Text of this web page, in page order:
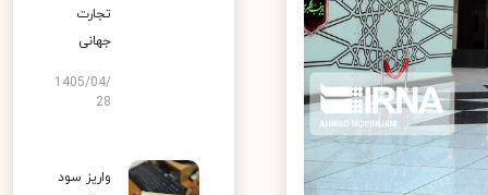
تجارت
جهانی
1405/04/
28
واریز سود